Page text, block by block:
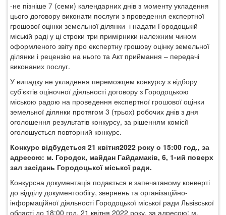
-не пізніше 7 (семи) календарних днів з моменту укладення
цього договору виконати послуги з проведення експертної
грошової оцінки земельної ділянки і надати Городоцькій
міській раді у ці строки три примірники належним чином
оформленого звіту про експертну грошову оцінку земельної
ділянки і рецензію на нього та Акт приймання – передачі
виконаних послуг.
У випадку не укладення переможцем конкурсу з відбору
суб’єктів оціночної діяльності договору з Городоцькою
міською радою на проведення експертної грошової оцінки
земельної ділянки протягом 3 (трьох) робочих днів з дня
оголошення результатів конкурсу, за рішенням комісії
оголошується повторний конкурс.
Конкурс відбудеться 21 квітня2022 року о 15:00 год., за
адресою: м. Городок, майдан Гайдамаків, 6, 1-ий поверх
зал засідань Городоцької міської ради.
Конкурсна документація подається в запечатаному конверті
до відділу документообігу, звернень та організаційно-
інформаційної діяльності Городоцької міської ради Львівської
області до 18:00 год. 21 квітня 2022 року, за адресою: м.